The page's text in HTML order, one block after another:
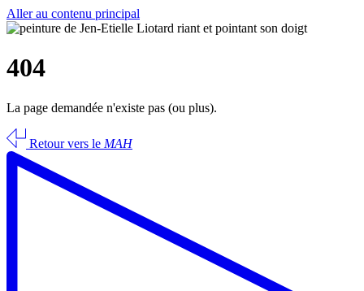
Aller au contenu principal
404
La page demandée n'existe pas (ou plus).
Retour vers le MAH